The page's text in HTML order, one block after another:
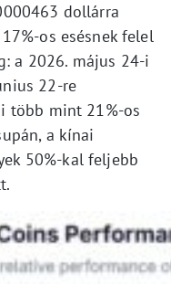
dollárra
os esésnek felel
a 2026. május 24-i
22-re
több mint 21%-os
a kínai
50%-kal feljebb